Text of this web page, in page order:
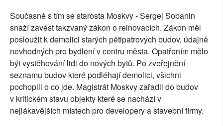
Současně s tím se starosta Moskvy - Sergej Sobanin
snaží zavést takzvaný zákon o reinovacích. Zákon měl
posloužit k demolici starých pětipatrových budov, údajně
nevhodných pro bydlení v centru města. Opatřením mělo
být vystěhování lidi do nových bytů. Po zveřejnění
seznamu budov které podléhají demolici, všichni
pochopili o co jde. Magistrát Moskvy zařadil do budov
v kritickém stavu objekty které se nachází v
nejlákavějších místech pro developery a stavební firmy.